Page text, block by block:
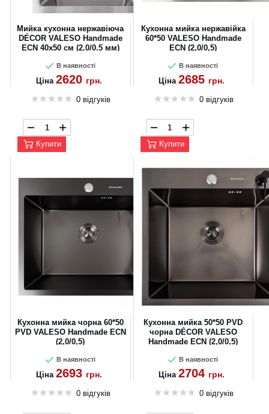
Мийка кухонна нержавіюча
DÉCOR VALESO Handmade
ECN 40х50 см (2.0/0.5 мм)
В наявності
Ціна 2620 грн.
0 відгуків
Купити
Кухонна мийка нержавійка
60*50 VALESO Handmade
ECN (2,0/0,5)
В наявності
Ціна 2685 грн.
0 відгуків
Купити
Кухонна мийка чорна 60*50
PVD VALESO Handmade ECN
(2,0/0,5)
В наявності
Ціна 2693 грн.
0 відгуків
Кухонна мийка 50*50 PVD
чорна DÉCOR VALESO
Handmade ECN (2,0/0,5)
В наявності
Ціна 2704 грн.
0 відгуків